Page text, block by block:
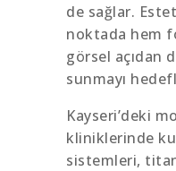
de sağlar.
noktada hem
görsel açıdan
sunmayı
Kayseri’deki
kliniklerinde
sistemleri,